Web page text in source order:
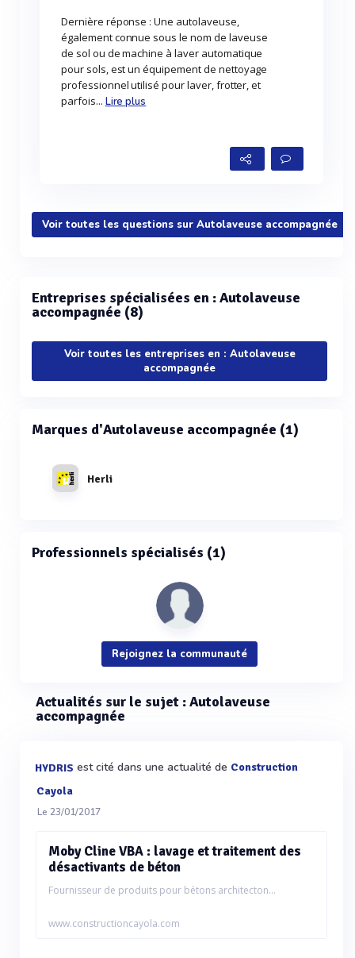
Dernière réponse : Une autolaveuse,
également connue sous le nom de laveuse
de sol ou de machine à laver automatique
pour sols, est un équipement de nettoyage
professionnel utilisé pour laver, frotter, et
parfois... Lire plus
Voir toutes les questions sur Autolaveuse accompagnée
Entreprises spécialisées en : Autolaveuse
accompagnée (8)
Voir toutes les entreprises en : Autolaveuse
accompagnée
Marques d'Autolaveuse accompagnée (1)
Herli
Professionnels spécialisés (1)
Rejoignez la communauté
Actualités sur le sujet : Autolaveuse
accompagnée
HYDRIS est cité dans une actualité de Construction
Cayola
Le 23/01/2017
Moby Cline VBA : lavage et traitement des
désactivants de béton
Fournisseur de produits pour bétons architecton...
www.constructioncayola.com